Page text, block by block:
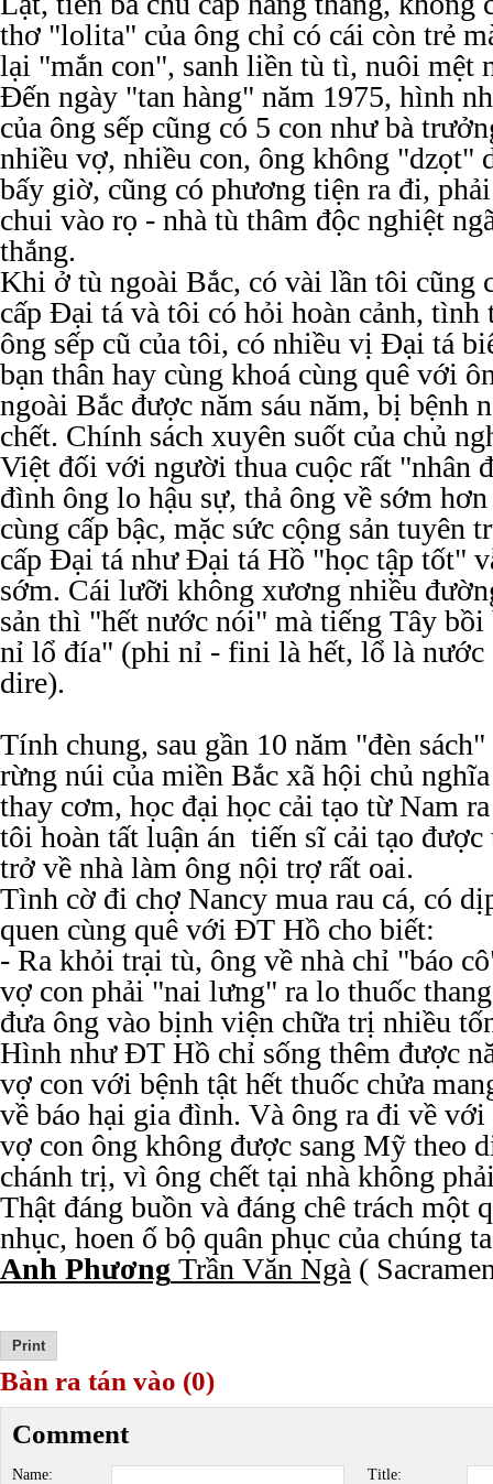
thơ "lolita" của ông chỉ có cái còn trẻ
lại "mắn con", sanh liền tù tì, nuôi mệt
Đến ngày "tan hàng" năm 1975, hình
của ông sếp cũng có 5 con như bà
nhiều vợ, nhiều con, ông không "dzọt"
bấy giờ, cũng có phương tiện ra đi,
chui vào rọ - nhà tù thâm độc nghiệt
thắng.
Khi ở tù ngoài Bắc, có vài lần tôi cũng
cấp Đại tá và tôi có hỏi hoàn cảnh, tình
ông sếp cũ của tôi, có nhiều vị Đại tá
bạn thân hay cùng khoá cùng quê với
ngoài Bắc được năm sáu năm, bị bệnh
chết. Chính sách xuyên suốt của chủ
Việt đối với người thua cuộc rất "nhân
đình ông lo hậu sự, thả ông về sớm
cùng cấp bậc, mặc sức cộng sản tuyên
cấp Đại tá như Đại tá Hồ "học tập tốt"
sớm. Cái lưỡi không xương nhiều
sản thì "hết nước nói" mà tiếng Tây
nỉ lổ đía" (phi nỉ - fini là hết, lổ là nước
dire).
Tính chung, sau gần 10 năm "đèn
rừng núi của miền Bắc xã hội chủ
thay cơm, học đại học cải tạo từ Nam
tôi hoàn tất luận án tiến sĩ cải tạo
trở về nhà làm ông nội trợ rất oai.
Tình cờ đi chợ Nancy mua rau cá, có
quen cùng quê với ĐT Hồ cho biết:
- Ra khỏi trại tù, ông về nhà chỉ "báo
vợ con phải "nai lưng" ra lo thuốc
đưa ông vào bịnh viện chữa trị nhiều
Hình như ĐT Hồ chỉ sống thêm được
vợ con với bệnh tật hết thuốc chửa
về báo hại gia đình. Và ông ra đi về
vợ con ông không được sang Mỹ theo
chánh trị, vì ông chết tại nhà không
Thật đáng buồn và đáng chê trách một
nhục, hoen ố bộ quân phục của chúng
Anh Phương Trần Văn Ngà (
Bàn ra tán vào (0)
Comment
Name: Title: